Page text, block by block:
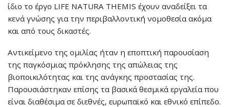
ίδιο το έργο LIFE NATURA THEMIS έχουν αναδείξει τα
κενά γνώσης για την περιβαλλοντική νομοθεσία ακόμα
και από τους δικαστές.
Αντικείμενο της ομιλίας ήταν η εποπτική παρουσίαση
της παγκόσμιας πρόκλησης της απώλειας της
βιοποικιλότητας και της ανάγκης προστασίας της.
Παρουσιάστηκαν επίσης τα βασικά θεσμικά εργαλεία που
είναι διαθέσιμα σε διεθνές, ευρωπαϊκό και εθνικό επίπεδο.